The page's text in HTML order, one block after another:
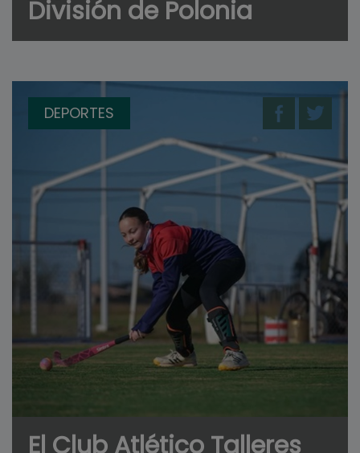
División de Polonia
DEPORTES
El Club Atlético Talleres